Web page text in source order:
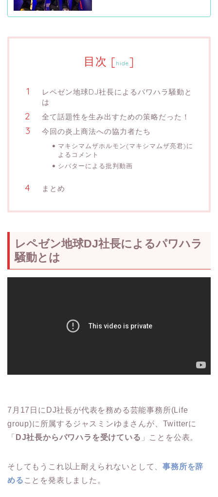
目次 [hide]
レペゼン地球DJ社長によるパワハラ騒動と
は
全て話題性を生み出すための策略だった！
今回の炎上商法への協力者たち
マキシマムザホルモン(マキシマムザ亮君)に
よるコメント
シバターによる批判動画
まとめ
レペゼン地球DJ社長によるパワハラ
騒動とは
7月17日にDJ社長が代表を務める芸能事務所(Life
group)に所属するジャスミンゆまさんが、Twitterに
「 DJ社長からパワハラを受けている 」ことを公表。
そしてもうこれ以上耐えられないとして、事務所を辞
める ことを発表しました。